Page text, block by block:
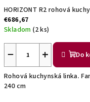
HORIZONT R2 rohová
€686,67
Skladom(2 ks)
+
− Do
Rohová kuchynská linka.
240 cm